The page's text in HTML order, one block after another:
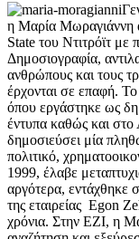
η Μαρία Μωραγιάννη
State του Ντιτρόϊτ με
Δημοσιογραφία,
ανθρώπους και τους
έρχονται σε επαφή.
όπου εργάστηκε ως
έντυπα καθώς και
δημοσιεύσει μία
πολιτικό,
1999, έλαβε
αργότερα, εντάχθηκε
της εταιρείας Egon
χρόνια. Στην EZI, η